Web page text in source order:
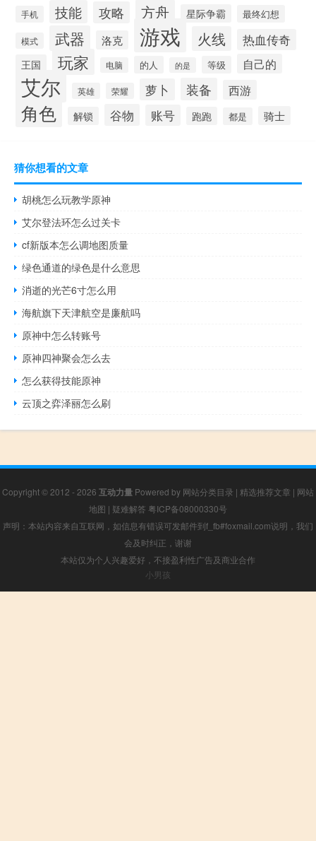
手机 技能 攻略 方舟 星际争霸 最终幻想
模式 武器 洛克 游戏 火线 热血传奇
王国 玩家 电脑 的人 的是 等级 自己的
艾尔 英雄 荣耀 萝卜 装备 西游
角色 解锁 谷物 账号 跑跑 都是 骑士
猜你想看的文章
胡桃怎么玩教学原神
艾尔登法环怎么过关卡
cf新版本怎么调地图质量
绿色通道的绿色是什么意思
消逝的光芒6寸怎么用
海航旗下天津航空是廉航吗
原神中怎么转账号
原神四神聚会怎么去
怎么获得技能原神
云顶之弈泽丽怎么刷
Copyright © 2012 - 2026 互动力量 Powered by 网站分类目录 | 精选推荐文章 | 网站
地图 | 疑难解答 粤ICP备08000330号
声明：本站内容来自互联网，如信息有错误可发邮件到f_fb#foxmail.com说明，我们
会及时纠正，谢谢
本站仅为个人兴趣爱好，不接盈利性广告及商业合作
小男孩